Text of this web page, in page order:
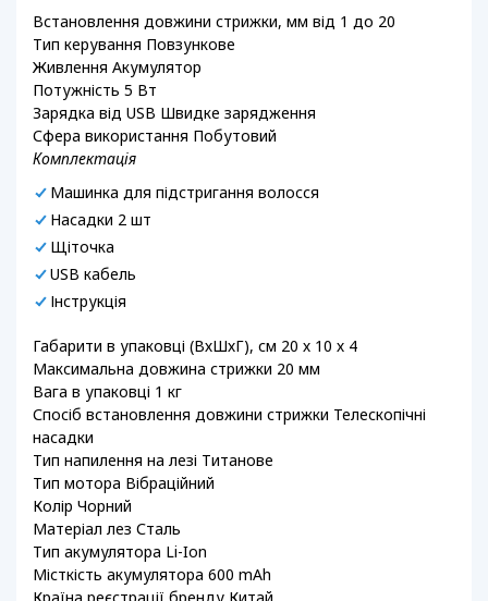
Встановлення довжини стрижки, мм від 1 до 20
Тип керування Повзункове
Живлення Акумулятор
Потужність 5 Вт
Зарядка від USB Швидке зарядження
Сфера використання Побутовий
Комплектація
Машинка для підстригання волосся
Насадки 2 шт
Щіточка
USB кабель
Інструкція
Габарити в упаковці (ВхШхГ), см 20 х 10 х 4
Максимальна довжина стрижки 20 мм
Вага в упаковці 1 кг
Спосіб встановлення довжини стрижки Телескопічні
насадки
Тип напилення на лезі Титанове
Тип мотора Вібраційний
Колір Чорний
Матеріал лез Сталь
Тип акумулятора Li-Ion
Місткість акумулятора 600 mAh